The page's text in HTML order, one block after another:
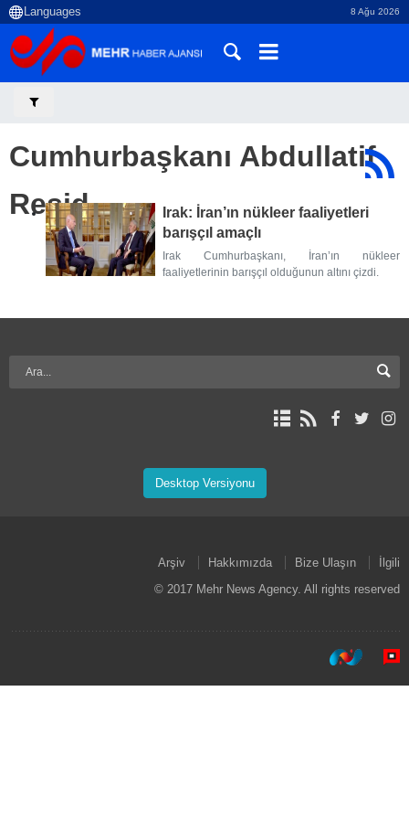
8 Ağu 2026
Cumhurbaşkanı Abdullatif
Reşid
Irak: İran’ın nükleer faaliyetleri
barışçıl amaçlı
Irak Cumhurbaşkanı, İran’ın nükleer
faaliyetlerinin barışçıl olduğunun altını çizdi.
Desktop Versiyonu
Arşiv Hakkımızda Bize Ulaşın
İlgili
© 2017 Mehr News Agency. All rights reserved